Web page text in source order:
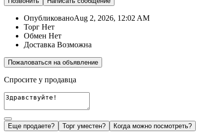
ОпубликованоAug 2, 2026, 12:02 AM
Торг Нет
Обмен Нет
Доставка Возможна
Пожаловаться на объявление
Спросите у продавца
Еще продаете? Торг уместен? Когда можно посмотреть?